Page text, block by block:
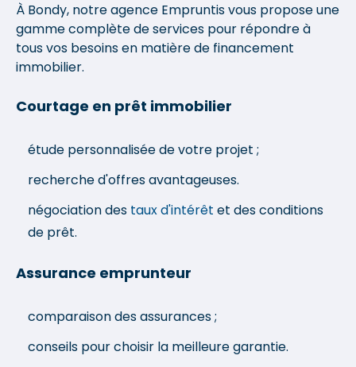
À Bondy, notre agence Empruntis vous propose une
gamme complète de services pour répondre à
tous vos besoins en matière de financement
immobilier.
Courtage en prêt immobilier
étude personnalisée de votre projet ;
recherche d'offres avantageuses.
négociation des taux d'intérêt et des conditions
de prêt.
Assurance emprunteur
comparaison des assurances ;
conseils pour choisir la meilleure garantie.